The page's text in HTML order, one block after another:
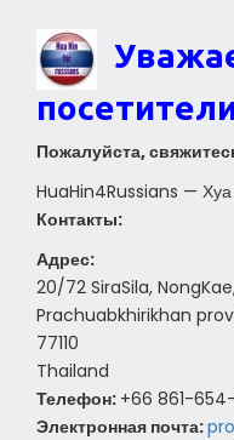
Пожалуйста,
HuaHin4Russians — Хуа
Контакты:
Адрес:
20/72 SiraSila,
Prachuabkhirikhan
77110
Thailand
Телефон: +66 861-
Электронная почта: